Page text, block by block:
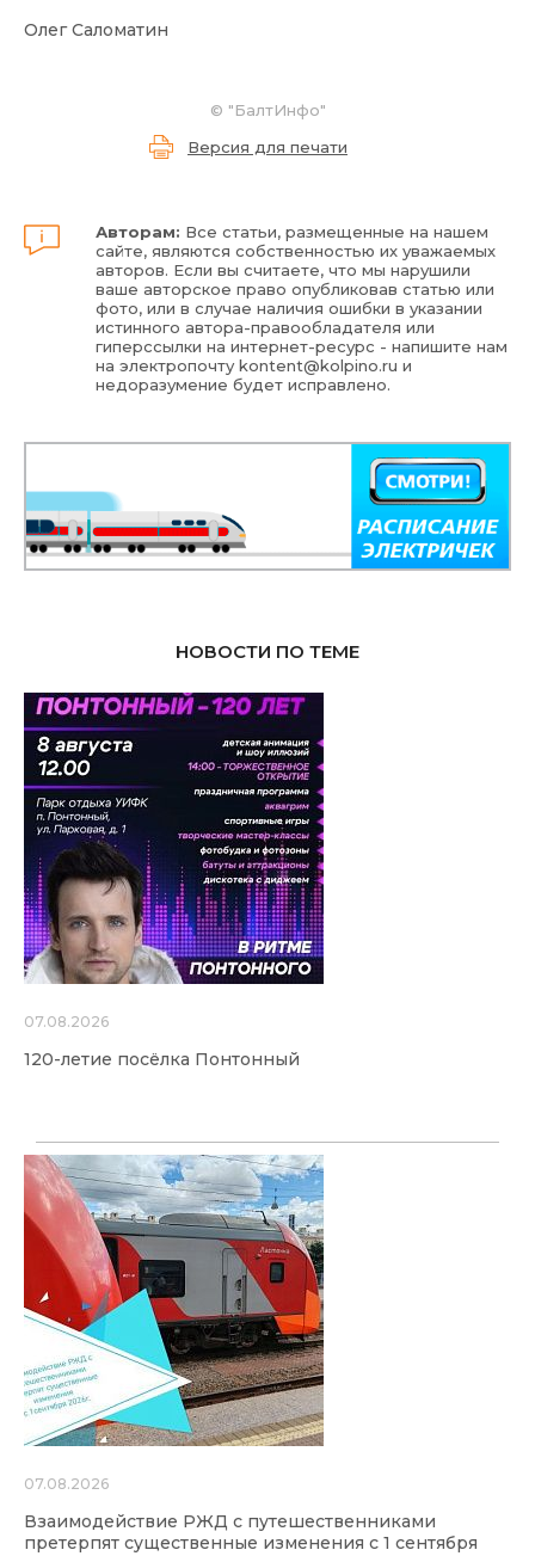
Олег Саломатин
© "БалтИнфо"
Версия для печати
Авторам: Все статьи, размещенные на нашем
сайте, являются собственностью их уважаемых
авторов. Если вы считаете, что мы нарушили
ваше авторское право опубликовав статью или
фото, или в случае наличия ошибки в указании
истинного автора-правообладателя или
гиперссылки на интернет-ресурс - напишите нам
на электропочтуkontent@kolpino.ru и
недоразумение будет исправлено.
НОВОСТИ ПО ТЕМЕ
07.08.2026
120-летие посёлка Понтонный
07.08.2026
Взаимодействие РЖД с путешественниками
претерпят существенные изменения с 1 сентября